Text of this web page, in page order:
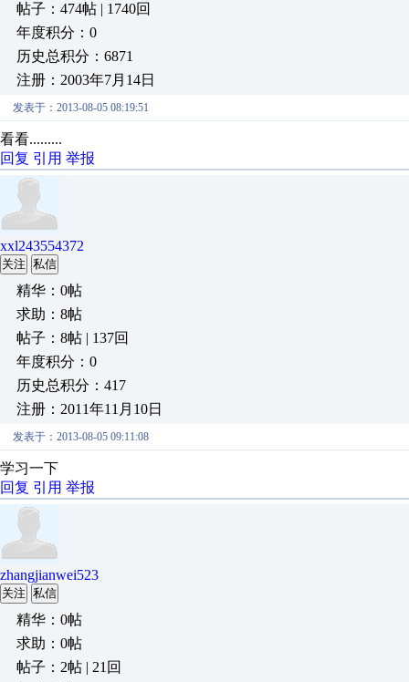
帖子：474帖 | 1740回
年度积分：0
历史总积分：6871
注册：2003年7月14日
发表于：2013-08-05 08:19:51
看看.........
回复 引用 举报
xxl243554372
关注 私信
精华：0帖
求助：8帖
帖子：8帖 | 137回
年度积分：0
历史总积分：417
注册：2011年11月10日
发表于：2013-08-05 09:11:08
学习一下
回复 引用 举报
zhangjianwei523
关注 私信
精华：0帖
求助：0帖
帖子：2帖 | 21回